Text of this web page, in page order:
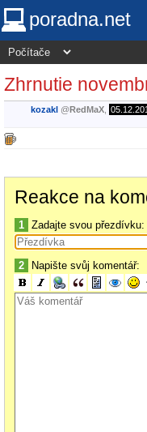
poradna.net
Zhrnutie
kozakl @RedMaX
Reakce na
1 Zadajte svou přezdívku:
2 Napište svůj komentář: